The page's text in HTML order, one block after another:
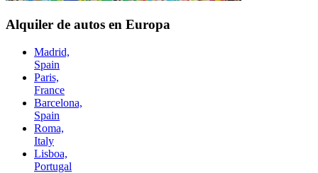
Alquiler de autos en Europa
Madrid,
Spain
Paris,
France
Barcelona,
Spain
Roma,
Italy
Lisboa,
Portugal